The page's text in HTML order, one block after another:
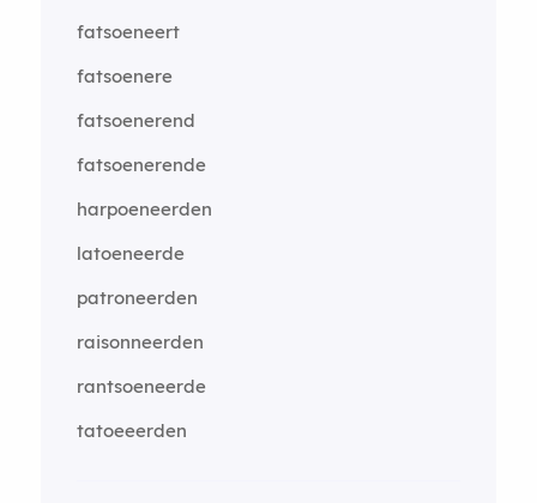
fatsoeneert
fatsoenere
fatsoenerend
fatsoenerende
harpoeneerden
latoeneerde
patroneerden
raisonneerden
rantsoeneerde
tatoeeerden